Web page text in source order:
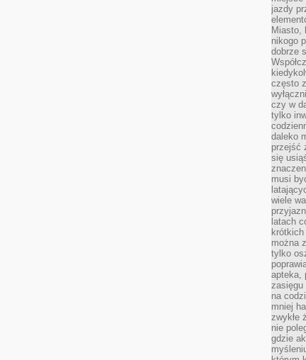
jazdy
Miasto,
nikogo
dobrze
często
czy w
tylko
daleko
przejść
się
musi
wiele
latach
można
tylko
apteka,
zasięgu
na
mniej
zwykłe
nie
gdzie